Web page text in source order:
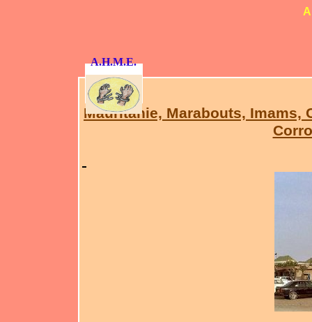
A.H.M.E.
Mauritanie, Marabouts, Imams,